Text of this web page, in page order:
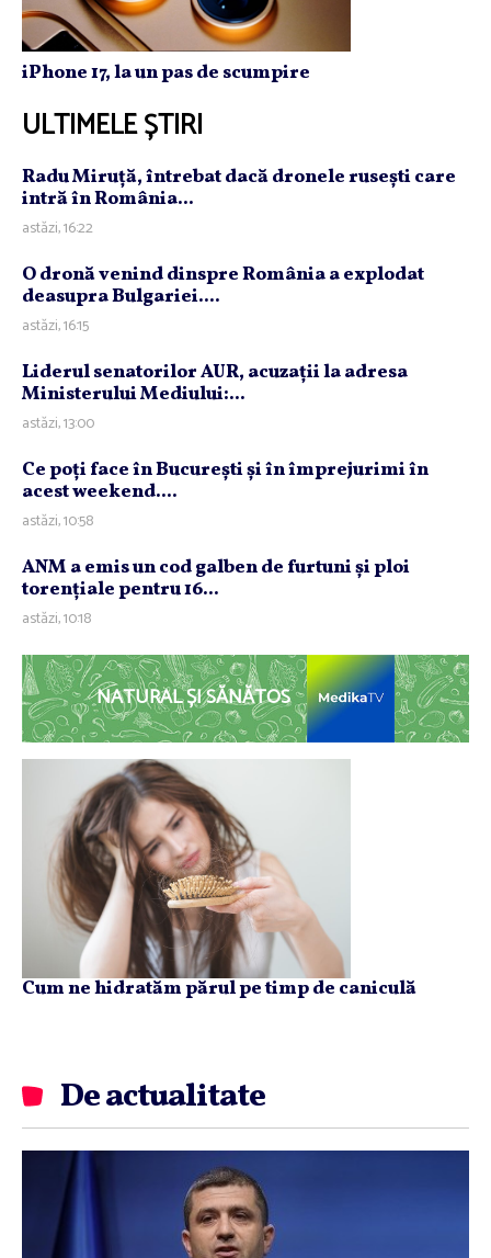
iPhone 17, la un pas de scumpire
ULTIMELE ȘTIRI
Radu Miruţă, întrebat dacă dronele ruseşti care
intră în România...
astăzi, 16:22
O dronă venind dinspre România a explodat
deasupra Bulgariei....
astăzi, 16:15
Liderul senatorilor AUR, acuzaţii la adresa
Ministerului Mediului:...
astăzi, 13:00
Ce poţi face în Bucureşti şi în împrejurimi în
acest weekend....
astăzi, 10:58
ANM a emis un cod galben de furtuni şi ploi
torenţiale pentru 16...
astăzi, 10:18
NATURAL ȘI SĂNĂTOS
Cum ne hidratăm părul pe timp de caniculă
De actualitate